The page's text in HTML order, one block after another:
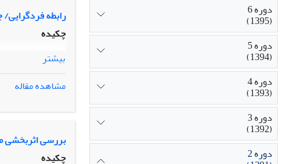
رابطه
چکیده
بیشتر
مشاهده مقاله
بررسی اثربخشی
چکیده
دوره 6
(1395)
دوره 5
(1394)
دوره 4
(1393)
دوره 3
(1392)
دوره 2